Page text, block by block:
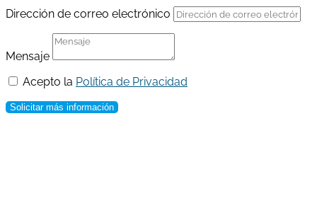
Dirección de correo electrónico
Mensaje
Acepto la Política de Privacidad
Solicitar más información